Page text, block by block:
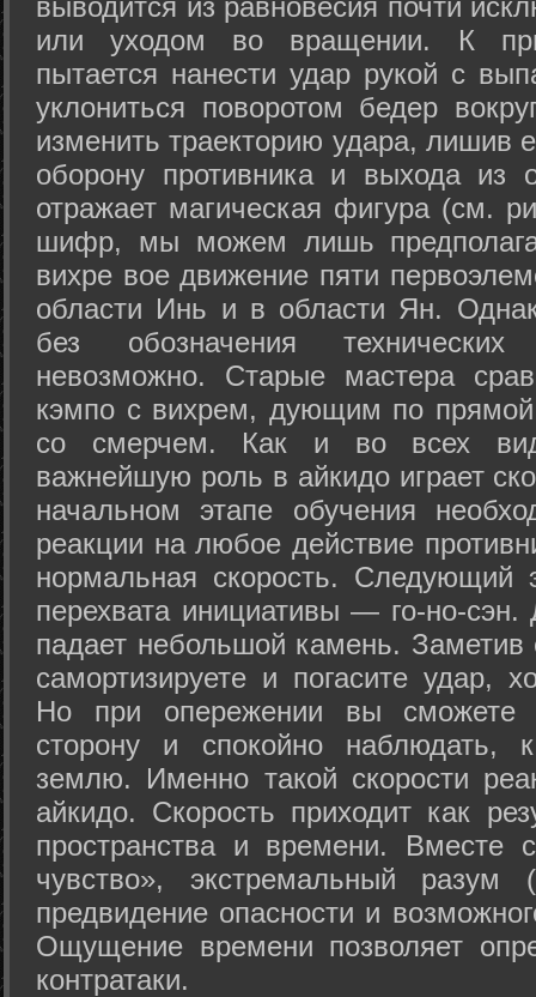
или уходом во вращении. К
пытается нанести удар рукой с
уклониться поворотом бедер
изменить траекторию удара, лишив
оборону противника и выхода из
отражает магическая фигура (см.
шифр, мы можем лишь
вихре вое движение пяти
области Инь и в области Ян.
без обозначения
невозможно. Старые мастера
кэмпо с вихрем, дующим по
со смерчем. Как и во всех
важнейшую роль в айкидо играет
начальном этапе обучения
реакции на любое действие
нормальная скорость.
перехвата инициативы — го-но-
падает небольшой камень.
самортизируете и погасите удар,
Но при опережении вы сможете
сторону и спокойно наблюдать,
землю. Именно такой скорости
айкидо. Скорость приходит как
пространства и времени. Вместе
чувство», экстремальный разум
предвидение опасности и
Ощущение времени позволяет
контратаки.